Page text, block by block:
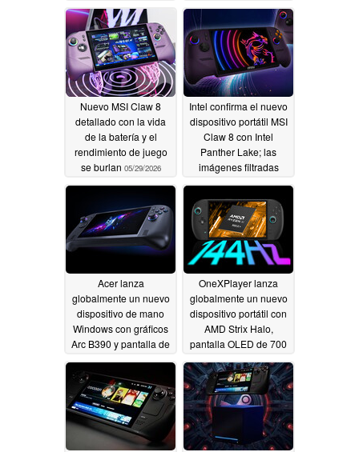
mercado con hasta 64
GB de RAM,
refrigeración líquida
opcional y un
rendimiento de IA de
118 TOPS06/14/2026
06/02/2026
Nuevo MSI Claw 8
detallado con la vida
de la batería y el
rendimiento de juego
se burlan 05/29/2026
Intel confirma el nuevo
dispositivo portátil MSI
Claw 8 con Intel
Panther Lake; las
imágenes filtradas
radical05/29/2026
Acer lanza
globalmente un nuevo
dispositivo de mano
Windows con gráficos
Arc B390 y pantalla de
05/28/2026
OneXPlayer lanza
globalmente un nuevo
dispositivo portátil con
AMD Strix Halo,
pantalla OLED de 700
líquida05/28/2026